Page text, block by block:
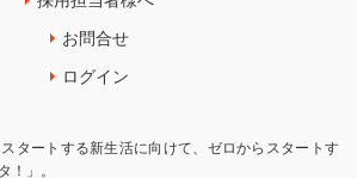
お問合せ
ログイン
タートする新生活に向けて、ゼロからスタートす
！」。